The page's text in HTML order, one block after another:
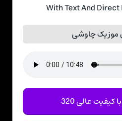
With Text And
موزیک چاوشی
کیفیت عالی 320